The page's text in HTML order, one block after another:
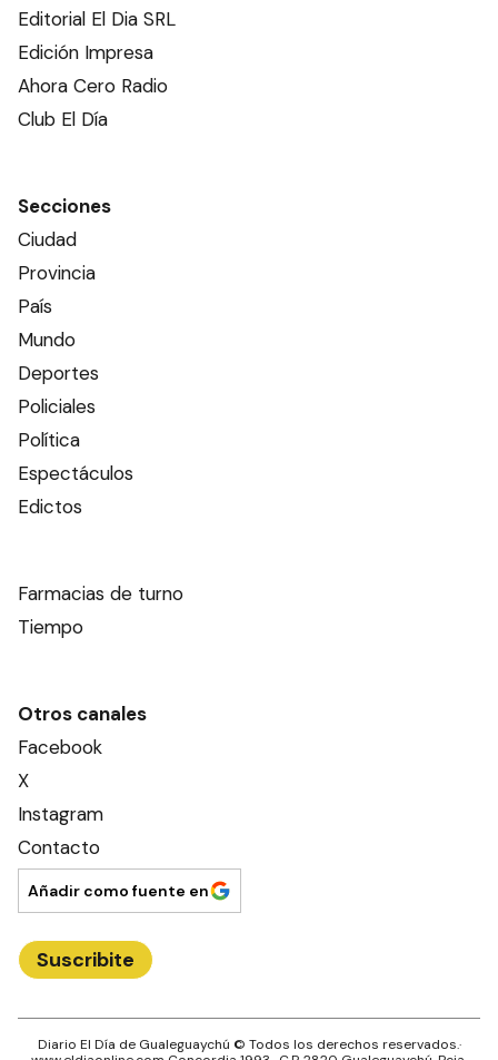
Editorial El Dia SRL
Edición Impresa
Ahora Cero Radio
Club El Día
Secciones
Ciudad
Provincia
País
Mundo
Deportes
Policiales
Política
Espectáculos
Edictos
Farmacias de turno
Tiempo
Otros canales
Facebook
X
Instagram
Contacto
Añadir como fuente en
Suscribite
Diario El Día de Gualeguaychú © Todos los derechos reservados.·